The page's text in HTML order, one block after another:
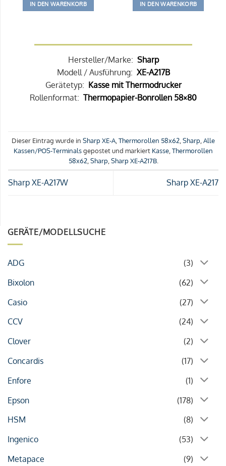
GERÄTE/MODELLSUCHE
ADG
(3)
Bixolon
(62)
Casio
(27)
CCV
(24)
Clover
(2)
Concardis
(17)
Enfore
(1)
Epson
(178)
HSM
(8)
Ingenico
(53)
Metapace
(9)
IN DEN WARENKORB IN DEN WARENKORB
Hersteller/Marke: Sharp
Modell / Ausführung: XE-A217B
Gerätetyp: Kasse mit Thermodrucker
Rollenformat: Thermopapier-Bonrollen 58×80
Dieser Eintrag wurde in Sharp XE-A Thermorollen 58x62 Sharp Alle
Kassen/POS-Terminalsgepostet und markiert Kasse Thermorollen
58x62, Sharp Sharp XE-A217B.
Sharp XE-A217W Sharp XE-A217